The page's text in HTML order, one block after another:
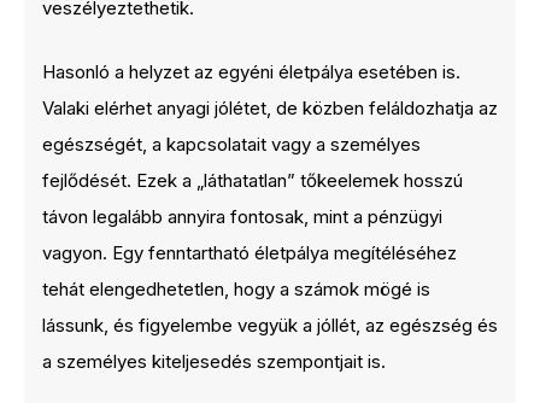
veszélyeztethetik.
Hasonló a helyzet az egyéni életpálya esetében is.
Valaki elérhet anyagi jólétet, de közben feláldozhatja az
egészségét, a kapcsolatait vagy a személyes
fejlődését. Ezek a „láthatatlan” tőkeelemek hosszú
távon legalább annyira fontosak, mint a pénzügyi
vagyon. Egy fenntartható életpálya megítéléséhez
tehát elengedhetetlen, hogy a számok mögé is
lássunk, és figyelembe vegyük a jóllét, az egészség és
a személyes kiteljesedés szempontjait is.